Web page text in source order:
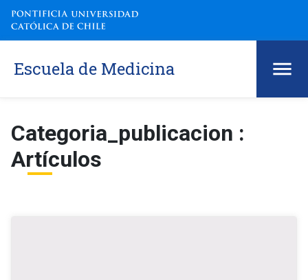
Escuela de Medicina
Categoria_publicacion :
Artículos